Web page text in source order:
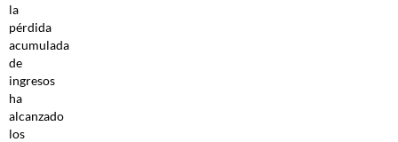
la
pérdida
acumulada
de
ingresos
ha
alcanzado
los